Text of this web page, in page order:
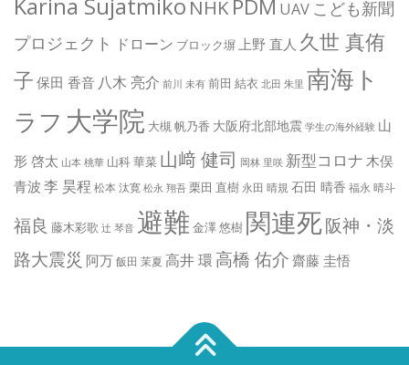
NHK PDM UAV こども新聞
プロジェクト ドローン ブロック塀 上野 直人 久世 真侑
子 保田 香音 八木 亮介 前川 未有 前田 結衣 北田 朱里 南海ト
ラフ 大学院 大槻 帆乃香 大阪府北部地震 学生の海外経験 山
形 啓太 山本 桃華 山科 華菜 山﨑 健司 岡林 里咲 新型コロナ木俣
青波李 昊程 松本 汰寛 松永 翔吾 栗田 直樹 永田 晴規 石田 晴香 福永 晴斗
福良 藤木彩歌 辻 琴音 避難金澤 悠樹 関連死阪神・淡
路大震災 阿万 飯田 茉夏 高井 環 高橋 佑介 齋藤 圭悟